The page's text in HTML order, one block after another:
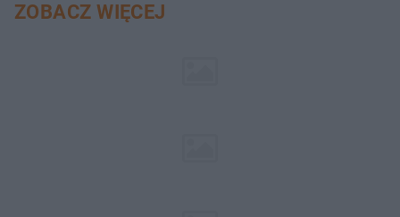
ZOBACZ WIĘCEJ